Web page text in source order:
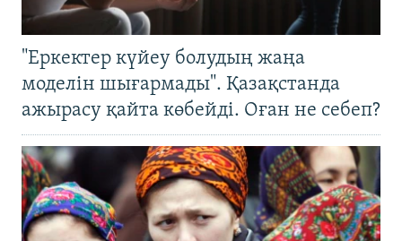
"Еркектер күйеу болудың жаңа
моделін шығармады". Қазақстанда
ажырасу қайта көбейді. Оған не себеп?